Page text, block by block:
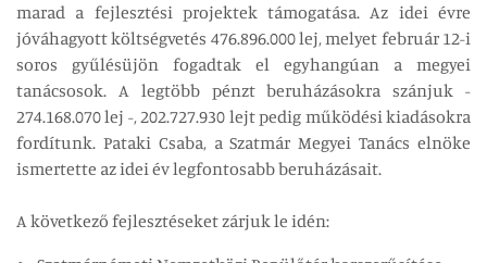
marad a fejlesztési projektek támogatása. Az idei évre
jóváhagyott költségvetés 476.896.000 lej, melyet február 12-i
soros gyűlésüjön fogadtak el egyhangúan a megyei
tanácsosok. A legtöbb pénzt beruházásokra szánjuk -
274.168.070 lej -, 202.727.930 lejt pedig működési kiadásokra
fordítunk. Pataki Csaba, a Szatmár Megyei Tanács elnöke
ismertette az idei év legfontosabb beruházásait.
A következő fejlesztéseket zárjuk le idén: